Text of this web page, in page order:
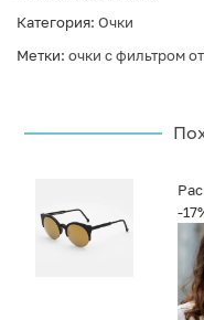
Категория: Очки
Метки: очки с фильтром
-